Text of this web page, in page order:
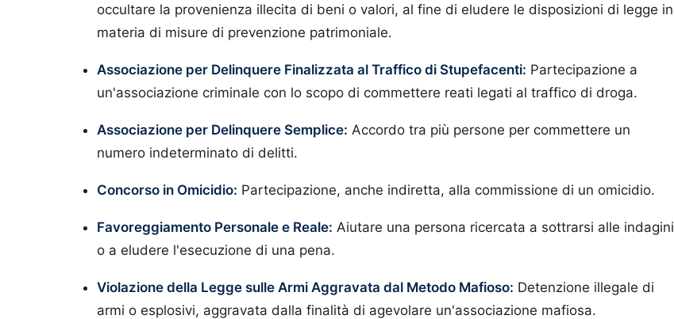
occultare la provenienza illecita di beni o valori, al fine di eludere le disposizioni di legge in
materia di misure di prevenzione patrimoniale.
Associazione per Delinquere Finalizzata al Traffico di Stupefacenti: Partecipazione a
un'associazione criminale con lo scopo di commettere reati legati al traffico di droga.
Associazione per Delinquere Semplice: Accordo tra più persone per commettere un
numero indeterminato di delitti.
Concorso in Omicidio: Partecipazione, anche indiretta, alla commissione di un omicidio.
Favoreggiamento Personale e Reale: Aiutare una persona ricercata a sottrarsi alle indagini
o a eludere l'esecuzione di una pena.
Violazione della Legge sulle Armi Aggravata dal Metodo Mafioso: Detenzione illegale di
armi o esplosivi, aggravata dalla finalità di agevolare un'associazione mafiosa.